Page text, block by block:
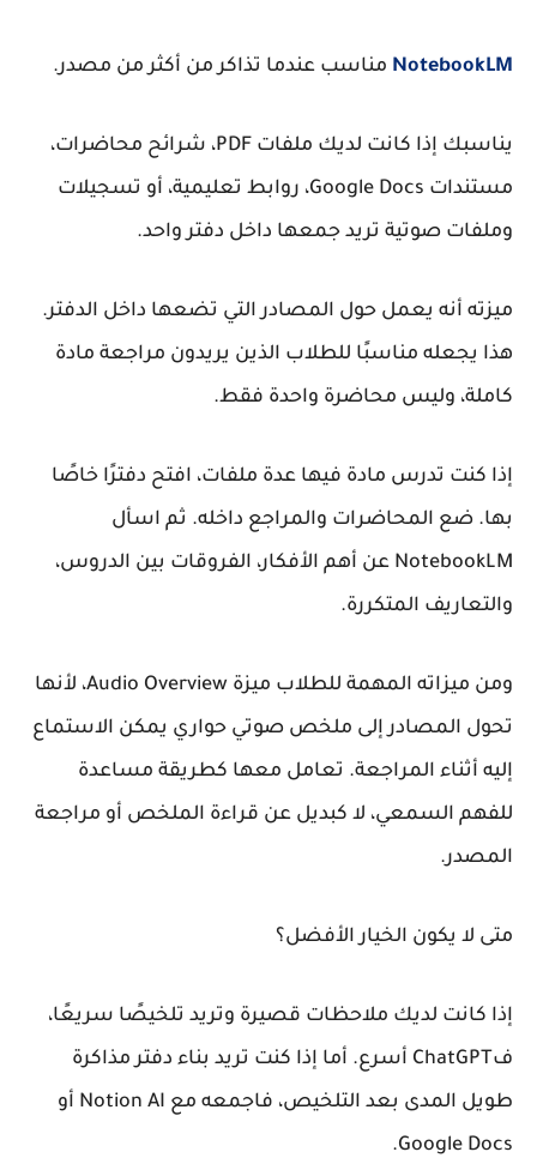
NotebookLM مناسب عندما تذاكر من أكثر من مصدر.
يناسبك إذا كانت لديك ملفات PDF، شرائح محاضرات،
مستندات Google Docs، روابط تعليمية، أو تسجيلات
وملفات صوتية تريد جمعها داخل دفتر واحد.
ميزته أنه يعمل حول المصادر التي تضعها داخل الدفتر.
هذا يجعله مناسبًا للطلاب الذين يريدون مراجعة مادة
كاملة، وليس محاضرة واحدة فقط.
إذا كنت تدرس مادة فيها عدة ملفات، افتح دفترًا خاصًا
بها. ضع المحاضرات والمراجع داخله. ثم اسأل
NotebookLM عن أهم الأفكار، الفروقات بين الدروس،
والتعاريف المتكررة.
ومن ميزاته المهمة للطلاب ميزة Audio Overview، لأنها
تحول المصادر إلى ملخص صوتي حواري يمكن الاستماع
إليه أثناء المراجعة. تعامل معها كطريقة مساعدة
للفهم السمعي، لا كبديل عن قراءة الملخص أو مراجعة
المصدر.
متى لا يكون الخيار الأفضل؟
إذا كانت لديك ملاحظات قصيرة وتريد تلخيصًا سريعًا،
فChatGPT أسرع. أما إذا كنت تريد بناء دفتر مذاكرة
طويل المدى بعد التلخيص، فاجمعه مع Notion AI أو
Google Docs.